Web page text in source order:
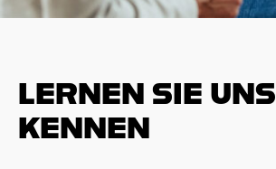
LERNEN SIE UNS
KENNEN